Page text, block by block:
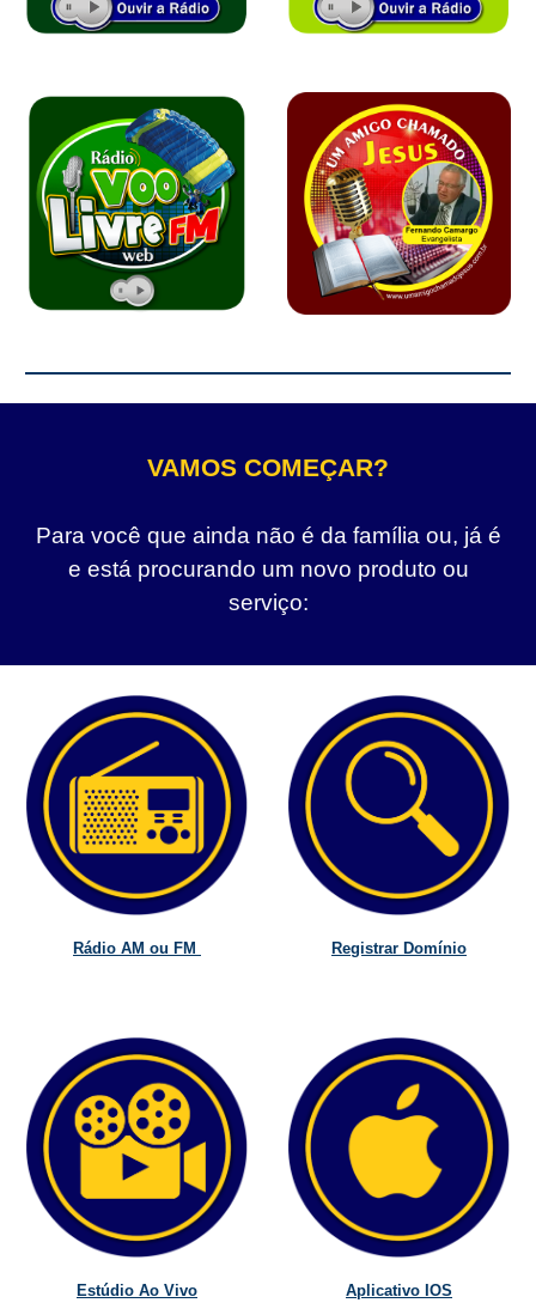
VAMOS COMEÇAR?
Para você que ainda não é da família ou, já é
e está procurando um novo produto ou
serviço:
Rádio AM ou FM Registrar Domínio
Estúdio Ao Vivo Aplicativo IOS